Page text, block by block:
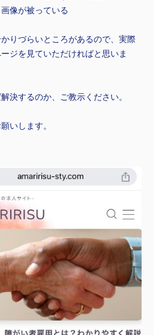
画像が被っている
りづらいところがあるので、実際
ジを見ていただければと思いま
決するのか、ご教示ください。
いします。